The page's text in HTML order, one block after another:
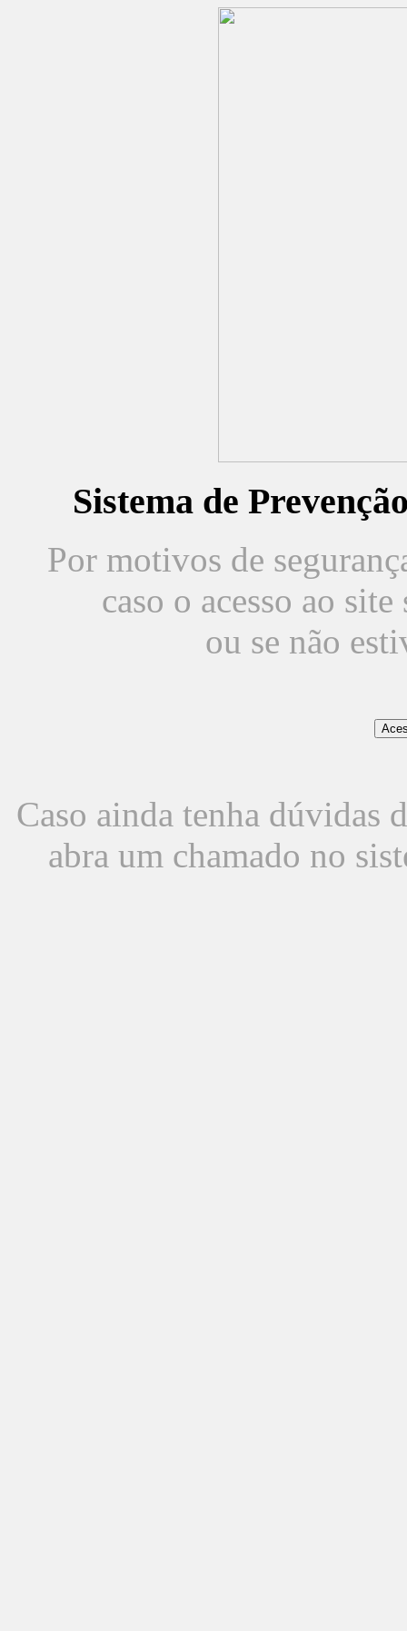
Sistema de
Por motivos de
caso o acesso ao
ou se não
Caso ainda tenha dúvidas
abra um chamado no